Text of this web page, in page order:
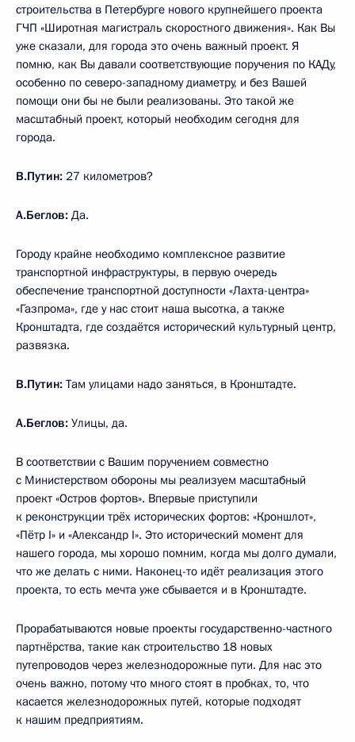
строительства в Петербурге нового крупнейшего проекта
ГЧП «Широтная магистраль скоростного движения». Как Вы
уже сказали, для города это очень важный проект. Я
помню, как Вы давали соответствующие поручения по КАДу,
особенно по северо-западному диаметру, и без Вашей
помощи они бы не были реализованы. Это такой же
масштабный проект, который необходим сегодня для
города.
В.Путин: 27 километров?
А.Беглов: Да.
Городу крайне необходимо комплексное развитие
транспортной инфраструктуры, в первую очередь
обеспечение транспортной доступности «Лахта-центра»
«Газпрома», где у нас стоит наша высотка, а также
Кронштадта, где создаётся исторический культурный центр,
развязка.
В.Путин: Там улицами надо заняться, в Кронштадте.
А.Беглов: Улицы, да.
В соответствии с Вашим поручением совместно
с Министерством обороны мы реализуем масштабный
проект «Остров фортов». Впервые приступили
к реконструкции трёх исторических фортов: «Кроншлот»,
«Пётр I» и «Александр I». Это исторический момент для
нашего города, мы хорошо помним, когда мы долго думали,
что же делать с ними. Наконец-то идёт реализация этого
проекта, то есть мечта уже сбывается и в Кронштадте.
Прорабатываются новые проекты государственно-частного
партнёрства, такие как строительство 18 новых
путепроводов через железнодорожные пути. Для нас это
очень важно, потому что много стоят в пробках, то, что
касается железнодорожных путей, которые подходят
к нашим предприятиям.